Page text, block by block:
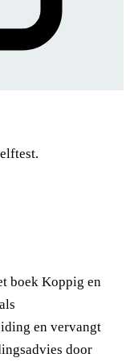
boek Koppig en
en vervangt
door